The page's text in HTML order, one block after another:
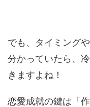
でも、タイミング
分かっていたら、
きますよね！
恋愛成就の鍵は「